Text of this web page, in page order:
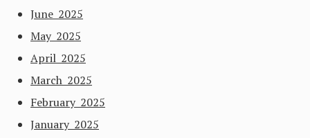
June 2025
May 2025
April 2025
March 2025
February 2025
January 2025